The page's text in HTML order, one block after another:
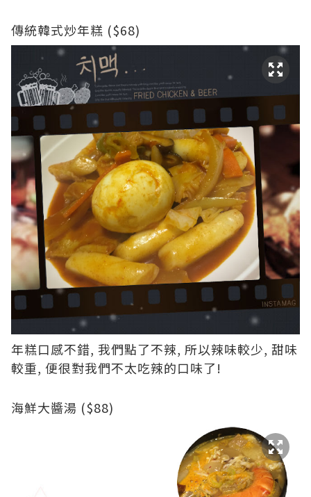
傳統韓式炒年糕 ($68)
年糕口感不錯, 我們點了不辣, 所以辣味較少, 甜味
較重, 便很對我們不太吃辣的口味了!
海鮮大醬湯 ($88)